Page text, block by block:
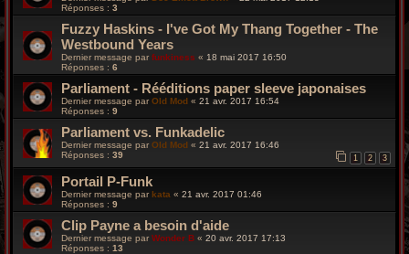
Réponses : 3
Fuzzy Haskins - I've Got My Thang Together - The
Westbound Years
Dernier message par funkiness « 18 mai 2017 16:50
Réponses : 6
Parliament - Rééditions paper sleeve japonaises
Dernier message parOld Mod « 21 avr. 2017 16:54
Réponses : 9
Parliament vs. Funkadelic
Dernier message par Old Mod « 21 avr. 2017 16:46
Réponses : 39 1 2 3
Portail P-Funk
Dernier message parkata « 21 avr. 2017 01:46
Réponses : 9
Clip Payne a besoin d'aide
Dernier message par Wonder B « 20 avr. 2017 17:13
Réponses : 13